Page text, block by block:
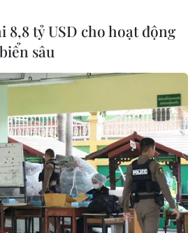
8,8 tỷ USD cho hoạt động
sâu